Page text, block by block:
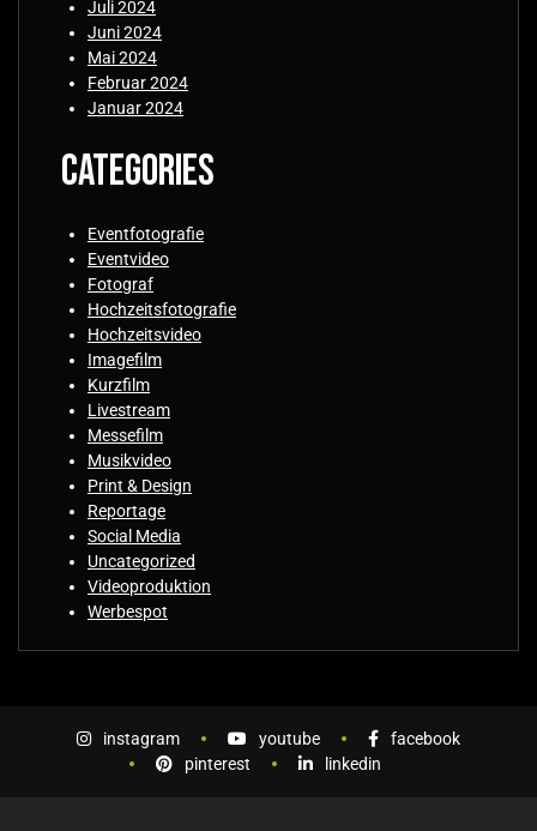
Juli 2024
Juni 2024
Mai 2024
Februar 2024
Januar 2024
Categories
Eventfotografie
Eventvideo
Fotograf
Hochzeitsfotografie
Hochzeitsvideo
Imagefilm
Kurzfilm
Livestream
Messefilm
Musikvideo
Print & Design
Reportage
Social Media
Uncategorized
Videoproduktion
Werbespot
instagram youtube
facebook
pinterest
linkedin